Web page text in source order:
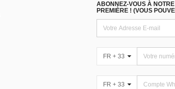
ABONNEZ-VOUS À
PREMIÈRE ! (VOUS
FR + 33
FR + 33